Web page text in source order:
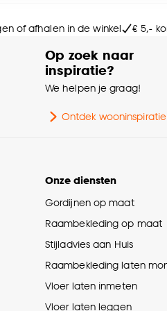
aanpassen, bekijk
of afhalen in de winkel € 5,-
Op zoek naar
inspiratie?
We helpen je graag!
Ontdek wooninspiratie
Onze diensten
Gordijnen op maat
Raambekleding op maat
Stijladvies aan Huis
Raambekleding laten
Vloer laten inmeten
Vloer laten leggen